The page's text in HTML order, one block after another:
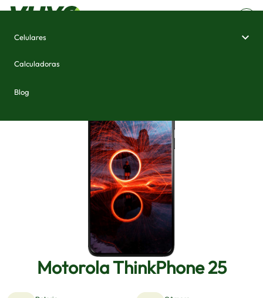
Celulares
Calculadoras
Blog
Motorola ThinkPhone 25